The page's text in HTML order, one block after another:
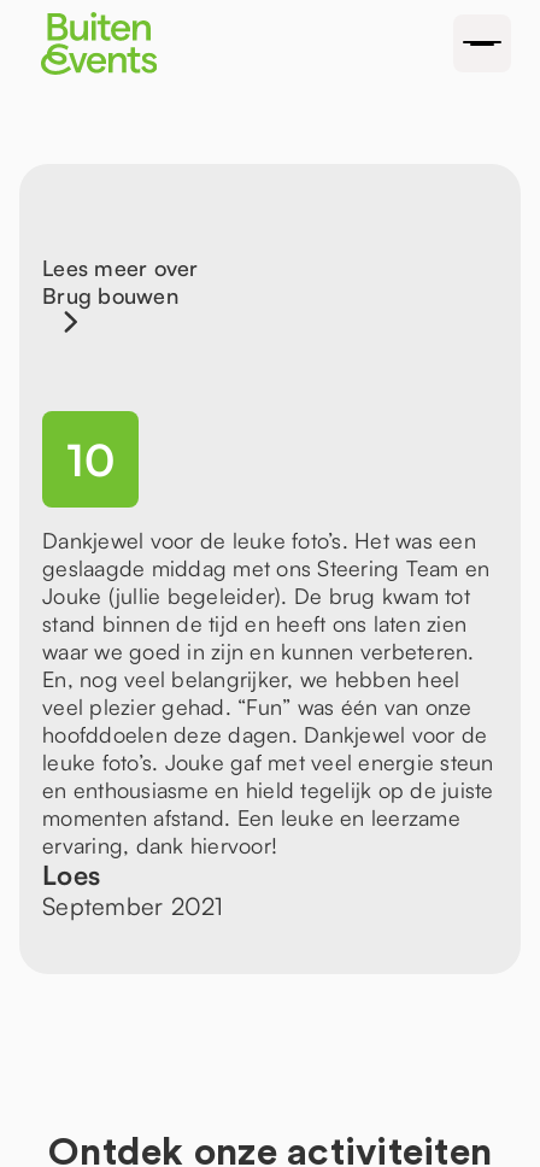
Lees meer over
Brug bouwen
10
Dankjewel voor de leuke foto’s. Het was een
geslaagde middag met ons Steering Team en
Jouke (jullie begeleider). De brug kwam tot
stand binnen de tijd en heeft ons laten zien
waar we goed in zijn en kunnen verbeteren.
En, nog veel belangrijker, we hebben heel
veel plezier gehad. “Fun” was één van onze
hoofddoelen deze dagen. Dankjewel voor de
leuke foto’s. Jouke gaf met veel energie steun
en enthousiasme en hield tegelijk op de juiste
momenten afstand. Een leuke en leerzame
ervaring, dank hiervoor!
Loes
September 2021
Ontdek onze activiteiten